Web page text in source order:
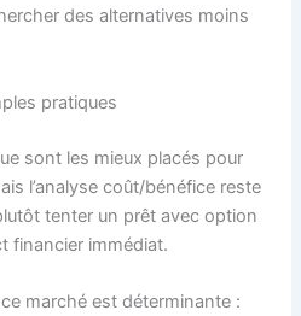
des alternatives moins
pratiques
sont les mieux placés pour
l’analyse coût/bénéfice reste
tenter un prêt avec option
financier immédiat.
marché est déterminante :